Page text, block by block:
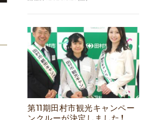
第11期田村市観光キャンペー